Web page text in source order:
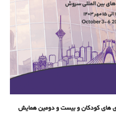
های کودکان و بیست و دومین همایش